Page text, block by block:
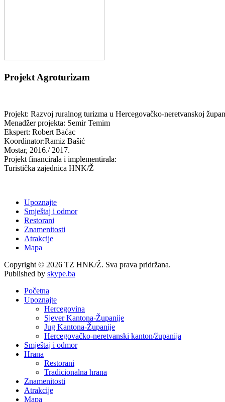
Projekt Agroturizam
Projekt: Razvoj ruralnog turizma u Hercegovačko-neretvanskoj
Menadžer projekta: Semir Temim
Ekspert: Robert Baćac
Koordinator:Ramiz Bašić
Mostar, 2016./ 2017.
Projekt financirala i implementirala:
Turistička zajednica HNK/Ž
Upoznajte
Smještaj i odmor
Restorani
Znamenitosti
Atrakcije
Mapa
Copyright © 2026 TZ HNK/Ž. Sva prava pridržana.
Published by skype.ba
Početna
Upoznajte
Hercegovina
Sjever Kantona-Županije
Jug Kantona-Županije
Hercegovačko-neretvanski kanton/županija
Smještaj i odmor
Hrana
Restorani
Tradicionalna hrana
Znamenitosti
Atrakcije
Mapa